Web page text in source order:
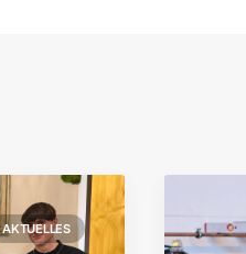
AKTUELLES